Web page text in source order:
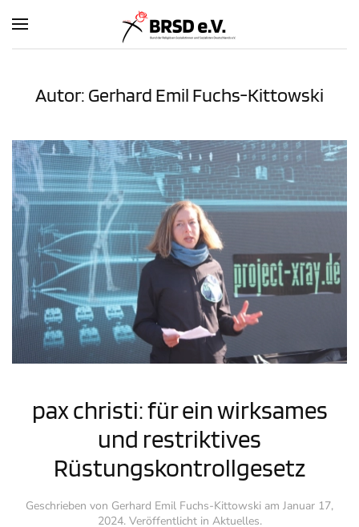
Zum Hauptinhalt springen
Autor: Gerhard Emil Fuchs-Kittowski
pax christi: für ein wirksames
und restriktives
Rüstungskontrollgesetz
Geschrieben von Gerhard Emil Fuchs-Kittowski am Januar 17,
2024. Veröffentlicht in Aktuelles.